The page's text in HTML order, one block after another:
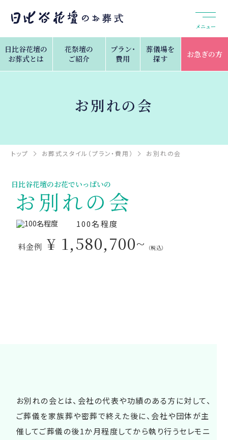
メニュー
日比谷花壇の
お葬式とは
花祭壇の
ご紹介
プラン・
費用
葬儀場を
探す
お急ぎの方
お別れの会
トップ お葬式スタイル（プラン・費用） お別れの会
日比谷花壇のお花でいっぱいの
お別れの会
100名程度
料金例 ¥ 1,580,700~ （税込）
お別れの会とは、会社の代表や功績のある方に対して、
ご葬儀を家族葬や密葬で終えた後に、会社や団体が主
催してご葬儀の後1か月程度してから執り行うセレモニ